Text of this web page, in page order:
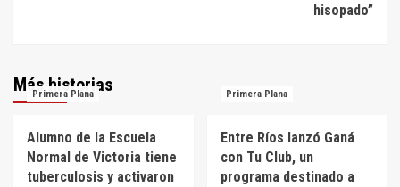
hisopado”
Más historias
Primera Plana
Alumno de la Escuela
Normal de Victoria tiene
tuberculosis y activaron
Primera Plana
Entre Ríos lanzó Ganá
con Tu Club, un
programa destinado a